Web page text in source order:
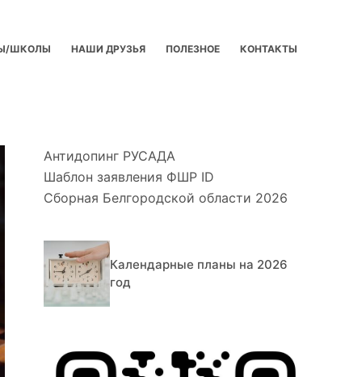
ШКОЛЫ НАШИ ДРУЗЬЯ ПОЛЕЗНОЕ КОНТАКТЫ
Антидопинг РУСАДА
Шаблон заявления ФШР ID
Сборная Белгородской области 2026
Календарные планы на 2026
год